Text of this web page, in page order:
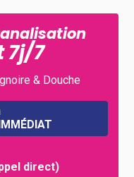
7j/7
& Douche
direct)